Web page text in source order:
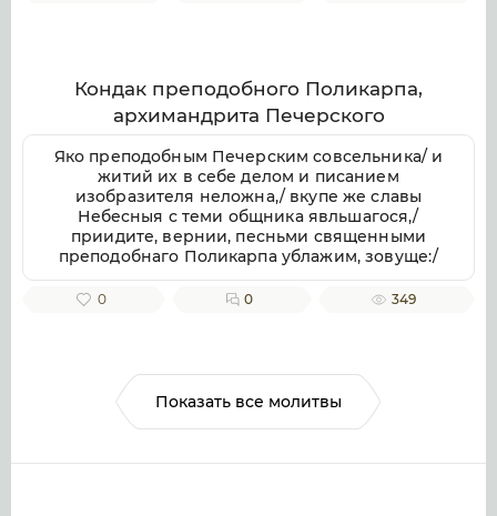
Кондак преподобного Поликарпа,
архимандрита Печерского
Яко преподобным Печерским совсельника/ и
житий их в себе делом и писанием
изобразителя неложна,/ вкупе же славы
Небесныя с теми общника явльшагося,/
приидите, вернии, песньми священными
преподобнаго Поликарпа ублажим, зовуще:/
радуйся, архимандритов Печерских похвало.
0 0 349
Показать все молитвы